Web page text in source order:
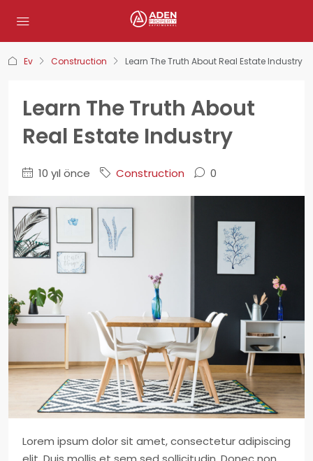
Ev Construction Learn The Truth About Real Estate Industry
Learn The Truth About
Real Estate Industry
10 yıl önce Construction 0
Lorem ipsum dolor sit amet, consectetur adipiscing